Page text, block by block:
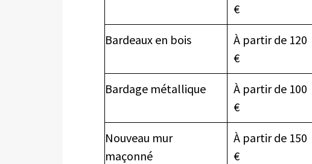
€
Bardeaux en bois
À partir de 120
€
Bardage métallique
À partir de 100
€
Nouveau mur
maçonné
À partir de 150
€